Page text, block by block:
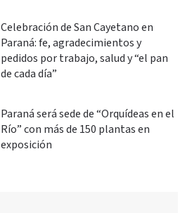
Celebración de San Cayetano en
Paraná: fe, agradecimientos y
pedidos por trabajo, salud y “el pan
de cada día”
Paraná será sede de “Orquídeas en el
Río” con más de 150 plantas en
exposición